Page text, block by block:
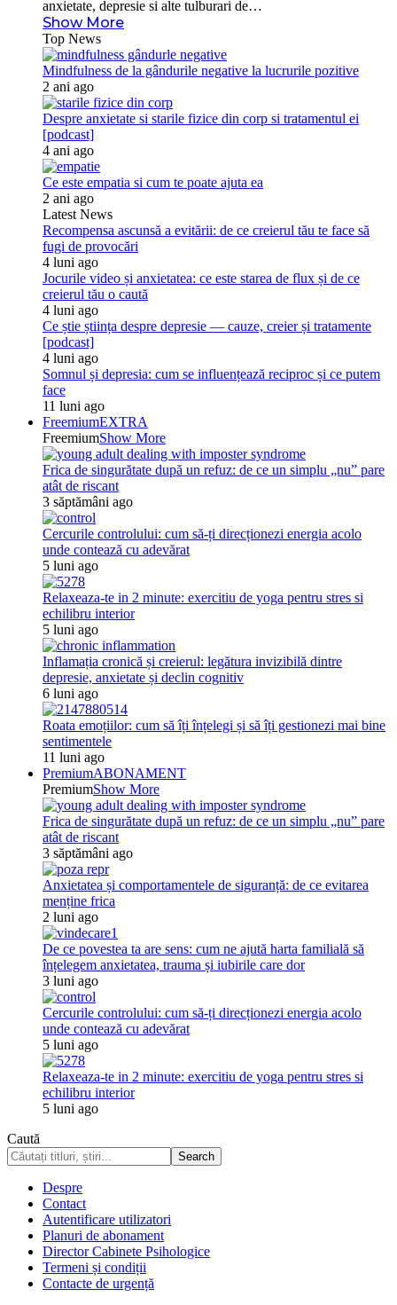
anxietate, depresie si alte tulburari de…
Show More
Top News
Mindfulness de la gândurile negative la lucrurile pozitive
2 ani ago
Despre anxietate si starile fizice din corp si tratamentul ei
[podcast]
4 ani ago
Ce este empatia si cum te poate ajuta ea
2 ani ago
Latest News
Recompensa ascunsă a evitării: de ce creierul tău te face să
fugi de provocări
4 luni ago
Jocurile video și anxietatea: ce este starea de flux și de ce
creierul tău o caută
4 luni ago
Ce știe știința despre depresie — cauze, creier și tratamente
[podcast]
4 luni ago
Somnul și depresia: cum se influențează reciproc și ce putem
face
11 luni ago
FreemiumEXTRA
FreemiumShow More
Frica de singurătate după un refuz: de ce un simplu „nu” pare
atât de riscant
3 săptămâni ago
Cercurile controlului: cum să-ți direcționezi energia acolo
unde contează cu adevărat
5 luni ago
Relaxeaza-te in 2 minute: exercitiu de yoga pentru stres si
echilibru interior
5 luni ago
Inflamația cronică și creierul: legătura invizibilă dintre
depresie, anxietate și declin cognitiv
6 luni ago
Roata emoțiilor: cum să îți înțelegi și să îți gestionezi mai bine
sentimentele
11 luni ago
PremiumABONAMENT
PremiumShow More
Frica de singurătate după un refuz: de ce un simplu „nu” pare
atât de riscant
3 săptămâni ago
Anxietatea și comportamentele de siguranță: de ce evitarea
menține frica
2 luni ago
De ce povestea ta are sens: cum ne ajută harta familială să
înțelegem anxietatea, trauma și iubirile care dor
3 luni ago
Cercurile controlului: cum să-ți direcționezi energia acolo
unde contează cu adevărat
5 luni ago
Relaxeaza-te in 2 minute: exercitiu de yoga pentru stres si
echilibru interior
5 luni ago
Caută
Despre
Contact
Autentificare utilizatori
Planuri de abonament
Director Cabinete Psihologice
Termeni și condiții
Contacte de urgență